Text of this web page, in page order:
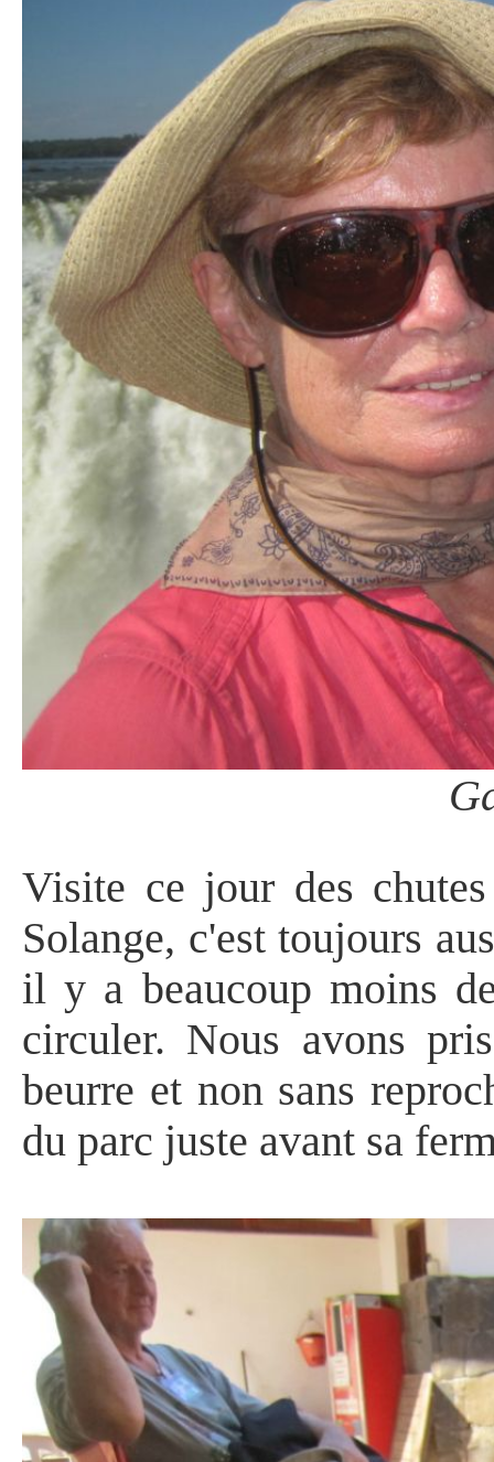
Visite ce jour des
Solange, c'est toujours
il y a beaucoup moins
circuler. Nous avons
beurre et non sans
du parc juste avant sa